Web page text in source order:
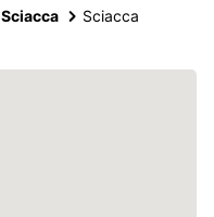
Sciacca Sciacca